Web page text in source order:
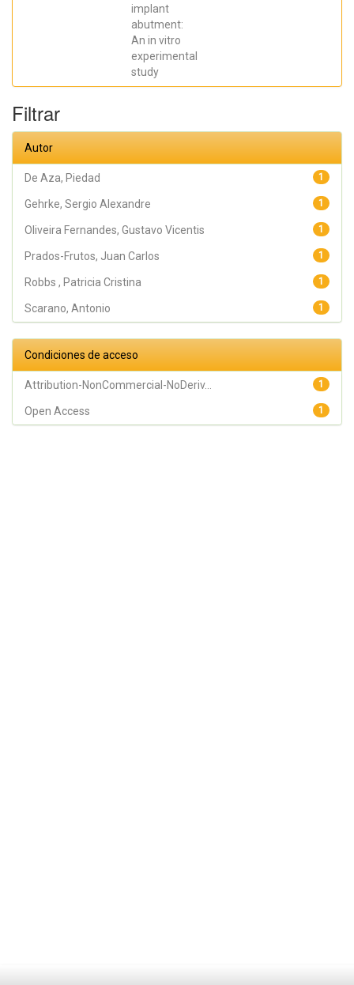
implant
abutment:
An in vitro
experimental
study
Filtrar
Autor
1
De Aza, Piedad
1
Gehrke, Sergio Alexandre
1
Oliveira Fernandes, Gustavo Vicentis
1
Prados-Frutos, Juan Carlos
1
Robbs , Patricia Cristina
1
Scarano, Antonio
Condiciones de acceso
1
Attribution-NonCommercial-NoDeriv...
1
Open Access